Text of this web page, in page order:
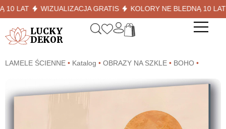
LAT WIZUALIZACJA GRATIS KOLORY NE BLEDNĄ 10 LAT
LUCKY
DEKOR
LAMELE ŚCIENNE • Katalog • OBRAZY NA SZKLE • BOHO •